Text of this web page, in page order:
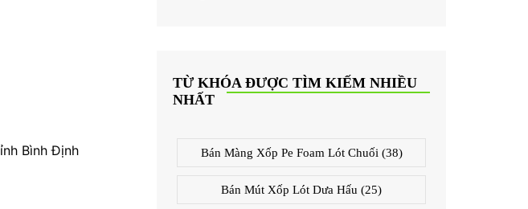
Bình Định
TỪ KHÓA ĐƯỢC TÌM KIẾM NHIỀU
NHẤT
Bán Màng Xốp Pe Foam Lót Chuối (38)
Bán Mút Xốp Lót Dưa Hấu (25)